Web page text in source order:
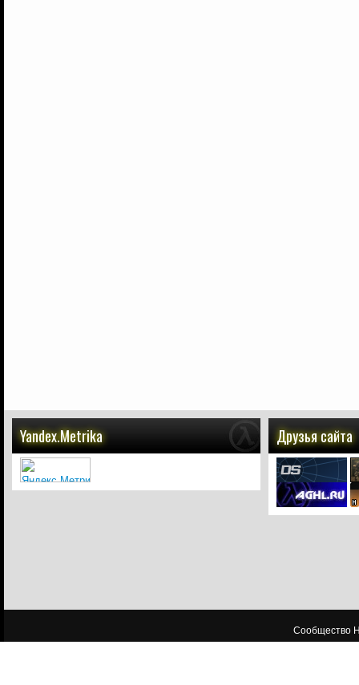
Yandex.Metrika Друзья сайта
Сообщество